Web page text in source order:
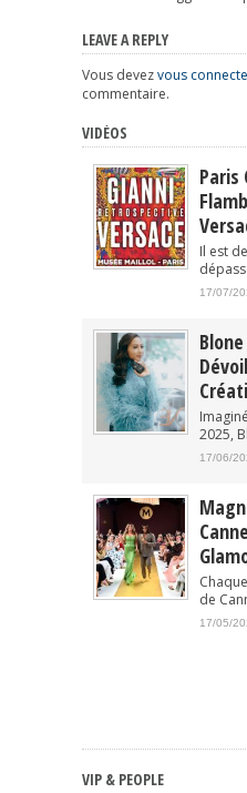
LEAVE A REPLY
Vous devezvous
commentaire.
VIDÉOS
Paris
Il est
17/07/
2025,
17/06/
de
17/05/
VIP & PEOPLE